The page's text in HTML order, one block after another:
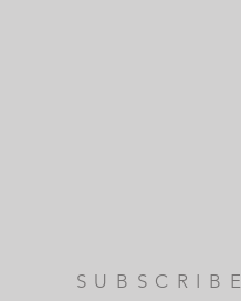
SUBSCRIBE